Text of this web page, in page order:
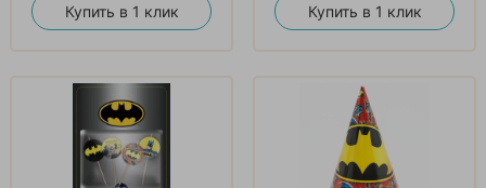
Купить в 1 клик Купить в 1 клик